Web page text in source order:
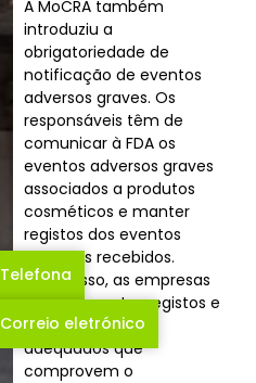
A MoCRA também
introduziu a
obrigatoriedade de
notificação de eventos
adversos graves. Os
responsáveis têm de
comunicar à FDA os
eventos adversos graves
associados a produtos
cosméticos e manter
registos dos eventos
adversos recebidos.
Além disso, as empresas
têm de manter registos e
documentação
adequados que
comprovem o
Telefona
Correio eletrónico